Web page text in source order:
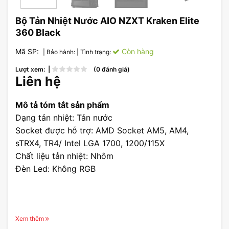
Bộ Tản Nhiệt Nước AIO NZXT Kraken Elite
360 Black
Mã SP: | Bảo hành: | Tình trạng: Còn hàng
Lượt xem: | (0 đánh giá)
Liên hệ
Mô tả tóm tắt sản phẩm
Dạng tản nhiệt: Tản nước
Socket được hỗ trợ: AMD Socket AM5, AM4,
sTRX4, TR4/ Intel LGA 1700, 1200/115X
Chất liệu tản nhiệt: Nhôm
Đèn Led: Không RGB
Xem thêm